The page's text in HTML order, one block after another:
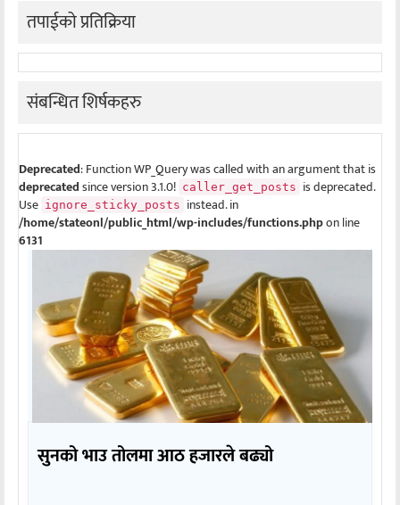
तपाईको प्रतिक्रिया
संबन्धित शिर्षकहरु
Deprecated: Function WP_Query was called with an argument that is
deprecatedsince version 3.1.0! caller_get_posts is deprecated.
Use ignore_sticky_posts instead. in
/home/stateonl/public_html/wp-includes/functions.phpon line
6131
सुनको भाउ तोलमा आठ हजारले बढ्यो